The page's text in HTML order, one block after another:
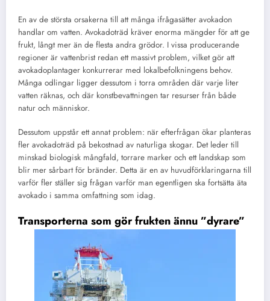
En av de största orsakerna till att många ifrågasätter avokadon
handlar om vatten. Avokadoträd kräver enorma mängder för att ge
frukt, långt mer än de flesta andra grödor. I vissa producerande
regioner är vattenbrist redan ett massivt problem, vilket gör att
avokadoplantager konkurrerar med lokalbefolkningens behov.
Många odlingar ligger dessutom i torra områden där varje liter
vatten räknas, och där konstbevattningen tar resurser från både
natur och människor.
Dessutom uppstår ett annat problem: när efterfrågan ökar planteras
fler avokadoträd på bekostnad av naturliga skogar. Det leder till
minskad biologisk mångfald, torrare marker och ett landskap som
blir mer sårbart för bränder. Detta är en av huvudförklaringarna till
varför fler ställer sig frågan varför man egentligen ska fortsätta äta
avokado i samma omfattning som idag.
Transporterna som gör frukten ännu ”dyrare”